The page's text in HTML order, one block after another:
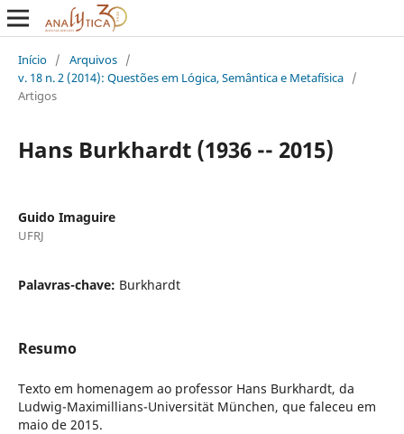
Início / Arquivos /
v. 18 n. 2 (2014): Questões em Lógica, Semântica e Metafísica /
Artigos
Hans Burkhardt (1936 -- 2015)
Guido Imaguire
UFRJ
Palavras-chave: Burkhardt
Resumo
Texto em homenagem ao professor Hans Burkhardt, da
Ludwig-Maximillians-Universität München, que faleceu em
maio de 2015.